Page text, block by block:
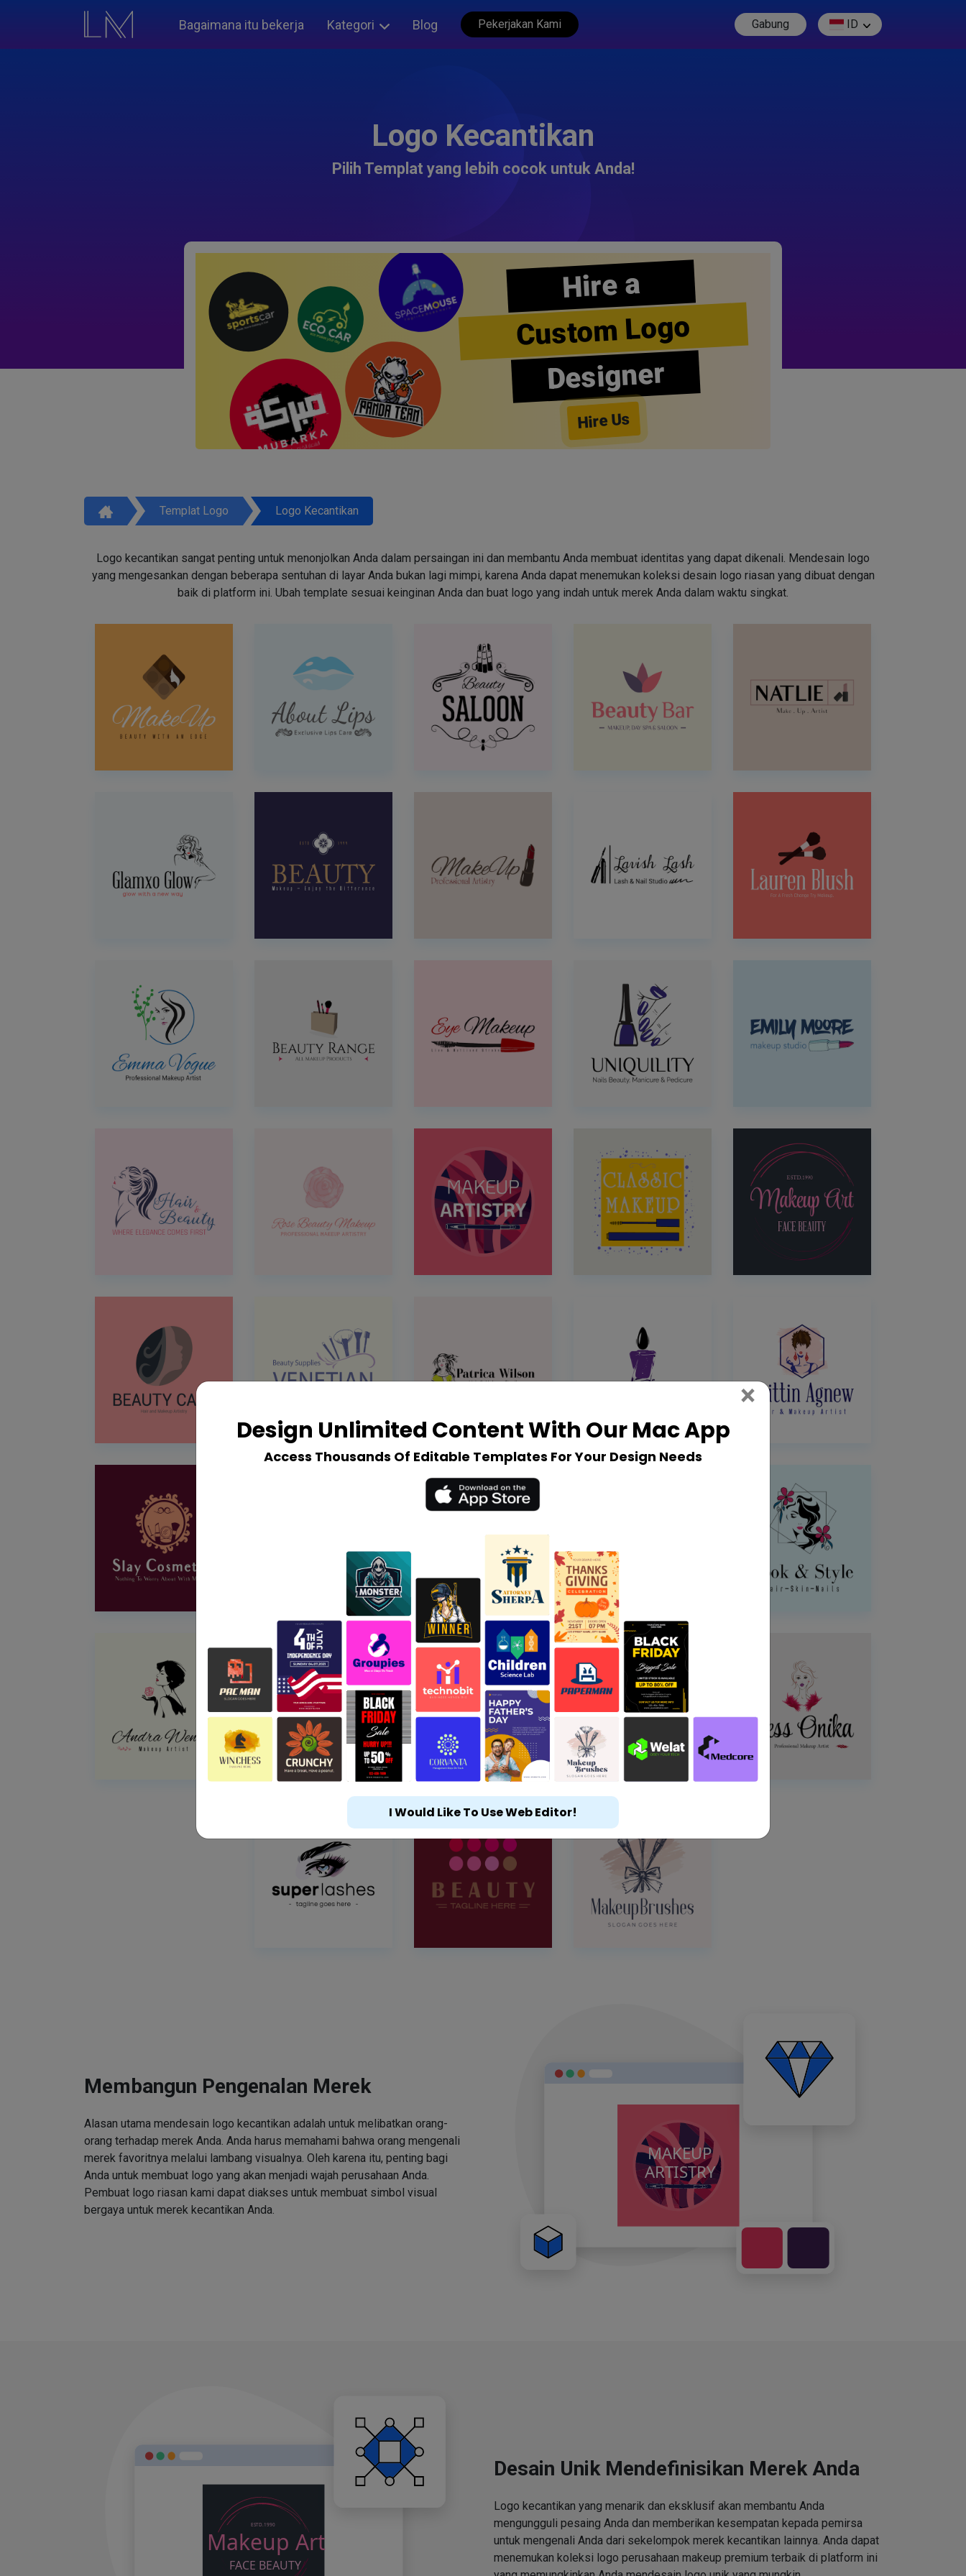
Bagaimana itu bekerja Kategori Blog Pekerjakan Kami Gabung ID
Logo Kecantikan
Pilih Templat yang lebih cocok untuk Anda!
Hire a
Custom Logo
Designer
Hire Us
Templat Logo Logo Kecantikan
Logo kecantikan sangat penting untuk menonjolkan Anda dalam persaingan ini dan membantu Anda membuat identitas yang dapat dikenali. Mendesain logo
yang mengesankan dengan beberapa sentuhan di layar Anda bukan lagi mimpi, karena Anda dapat menemukan koleksi desain logo riasan yang dibuat dengan
baik di platform ini. Ubah template sesuai keinginan Anda dan buat logo yang indah untuk merek Anda dalam waktu singkat.
Membangun Pengenalan Merek
Alasan utama mendesain logo kecantikan adalah untuk melibatkan orang-
orang terhadap merek Anda. Anda harus memahami bahwa orang mengenali
merek favoritnya melalui lambang visualnya. Oleh karena itu, penting bagi
Anda untuk membuat logo yang akan menjadi wajah perusahaan Anda.
Pembuat logo riasan kami dapat diakses untuk membuat simbol visual
bergaya untuk merek kecantikan Anda.
Desain Unik Mendefinisikan Merek Anda
Logo kecantikan yang menarik dan eksklusif akan membantu Anda
mengungguli pesaing Anda dan memberikan kesempatan kepada pemirsa
untuk mengenali Anda dari sekelompok merek kecantikan lainnya. Anda dapat
menemukan koleksi logo perusahaan makeup premium terbaik di platform ini
Design Unlimited Content With Our Mac App
Access Thousands Of Editable Templates For Your Design Needs
× Close
I Would Like To Use Web Editor!